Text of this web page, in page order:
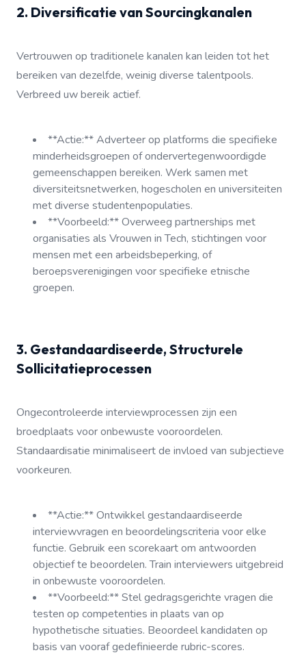
2. Diversificatie van Sourcingkanalen
Vertrouwen op traditionele kanalen kan leiden tot het
bereiken van dezelfde, weinig diverse talentpools.
Verbreed uw bereik actief.
**Actie:** Adverteer op platforms die specifieke
minderheidsgroepen of ondervertegenwoordigde
gemeenschappen bereiken. Werk samen met
diversiteitsnetwerken, hogescholen en universiteiten
met diverse studentenpopulaties.
**Voorbeeld:** Overweeg partnerships met
organisaties als Vrouwen in Tech, stichtingen voor
mensen met een arbeidsbeperking, of
beroepsverenigingen voor specifieke etnische
groepen.
3. Gestandaardiseerde, Structurele
Sollicitatieprocessen
Ongecontroleerde interviewprocessen zijn een
broedplaats voor onbewuste vooroordelen.
Standaardisatie minimaliseert de invloed van subjectieve
voorkeuren.
**Actie:** Ontwikkel gestandaardiseerde
interviewvragen en beoordelingscriteria voor elke
functie. Gebruik een scorekaart om antwoorden
objectief te beoordelen. Train interviewers uitgebreid
in onbewuste vooroordelen.
**Voorbeeld:** Stel gedragsgerichte vragen die
testen op competenties in plaats van op
hypothetische situaties. Beoordeel kandidaten op
basis van vooraf gedefinieerde rubric-scores.